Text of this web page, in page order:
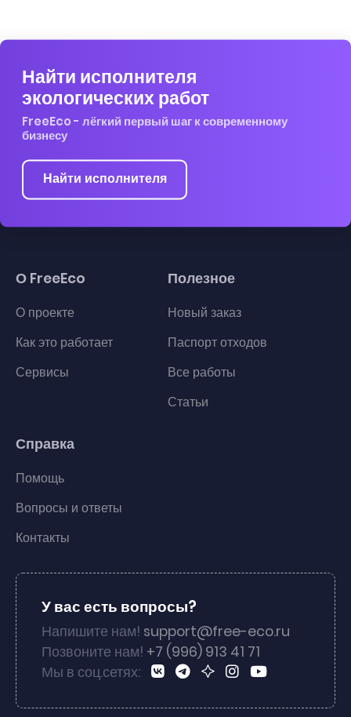
Найти исполнителя
экологических работ
FreeEco - лёгкий первый шаг к современному
бизнесу
Найти исполнителя
О FreeEco
О проекте
Как это работает
Сервисы
Полезное
Новый заказ
Паспорт отходов
Все работы
Статьи
Справка
Помощь
Вопросы и ответы
Контакты
У вас есть вопросы?
Напишите нам! support@free-eco.ru
Позвоните нам! +7 (996) 913 41 71
Мы в соц.сетях: